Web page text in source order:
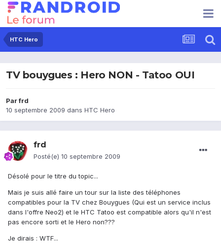
HTC Hero
TV bouygues : Hero NON - Tatoo OUI
Parfrd
10 septembre 2009 dans HTC Hero
frd
Posté(e) 10 septembre 2009
Désolé pour le titre du topic...
Mais je suis allé faire un tour sur la liste des téléphones
compatibles pour la TV chez Bouygues (Qui est un service inclus
dans l'offre Neo2) et le HTC Tatoo est compatible alors qu'il n'est
pas encore sorti et le Hero non???
Je dirais : WTF...